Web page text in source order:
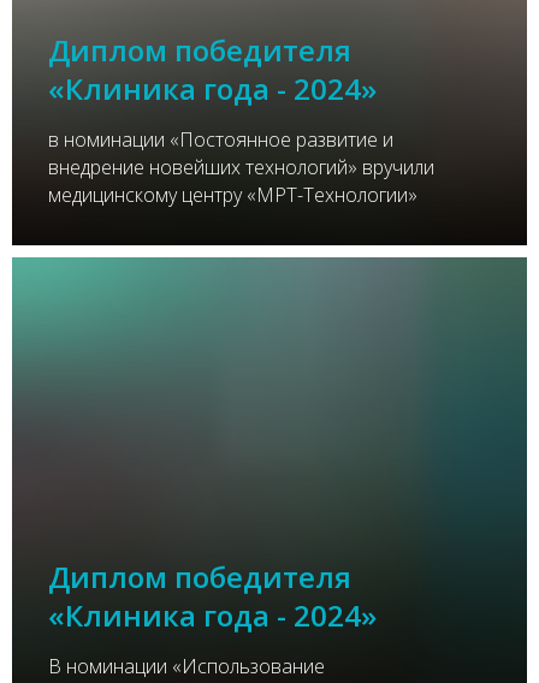
Диплом победителя
«Клиника года - 2024»
в номинации «Постоянное развитие и
внедрение новейших технологий» вручили
медицинскому центру «МРТ-Технологии»
Диплом победителя
«Клиника года - 2024»
В номинации «Использование